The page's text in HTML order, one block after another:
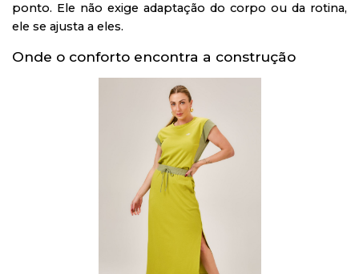
ponto. Ele não exige adaptação do corpo ou da rotina,
ele se ajusta a eles.
Onde o conforto encontra a construção